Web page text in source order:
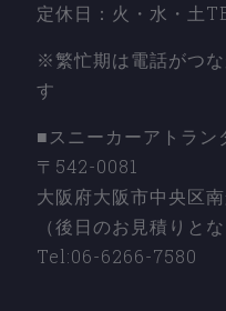
定休日：火・水・土
※繁忙期は電話がつ
す
■スニーカーアトラン
〒542-0081
大阪府大阪市中央区
（後日のお見積りとな
Tel:06-6266-7580